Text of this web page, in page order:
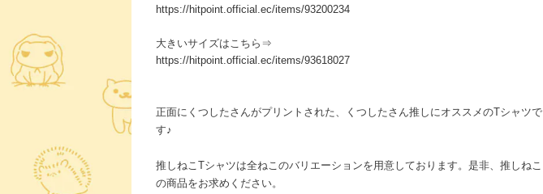
https://hitpoint.official.ec/items/93200234
大きいサイズはこちら⇒
https://hitpoint.official.ec/items/93618027
正面にくつしたさんがプリントされた、くつしたさん推しにオススメのTシャツで
す♪
推しねこTシャツは全ねこのバリエーションを用意しております。是非、推しねこ
の商品をお求めください。